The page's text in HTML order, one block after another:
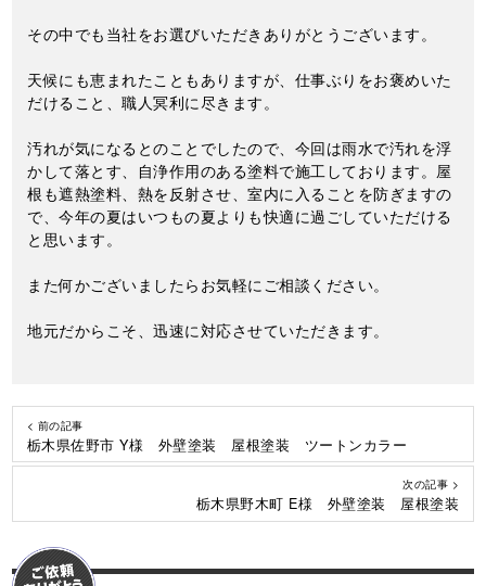
その中でも当社をお選びいただきありがとうございます。
天候にも恵まれたこともありますが、仕事ぶりをお褒めいた
だけること、職人冥利に尽きます。
汚れが気になるとのことでしたので、今回は雨水で汚れを浮
かして落とす、自浄作用のある塗料で施工しております。屋
根も遮熱塗料、熱を反射させ、室内に入ることを防ぎますの
で、今年の夏はいつもの夏よりも快適に過ごしていただける
と思います。
また何かございましたらお気軽にご相談ください。
地元だからこそ、迅速に対応させていただきます。
< 前の記事
栃木県佐野市 Y様 外壁塗装 屋根塗装 ツートンカラー
次の記事 >
栃木県野木町 E様 外壁塗装 屋根塗装